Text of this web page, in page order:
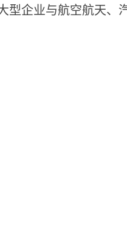
型企业与航空航天、